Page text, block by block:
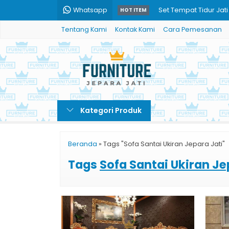
Whatsapp HOT ITEM Set Tempat Tidur
Set Sofa Ruang
kursi santai
Tempat Tidur
Set Meja Makan
Jual Sofa Santai Jati
Tentang Kami Kontak Kami Cara Pemesanan
Kategori Produk
Beranda » Tags "Sofa Santai Ukiran Jepara Jati"
Tags Sofa Santai Ukiran